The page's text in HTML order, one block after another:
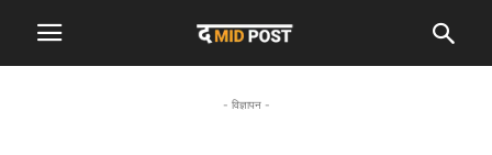
- विज्ञापन -